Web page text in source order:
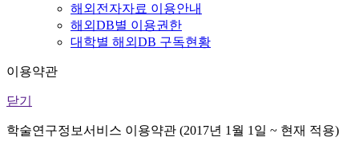
해외전자자료 이용안내
해외DB별 이용권한
대학별 해외DB 구독현황
이용약관
닫기
학술연구정보서비스 이용약관 (2017년 1월 1일 ~ 현재 적용)